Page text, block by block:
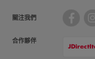
關注我們
合作夥伴